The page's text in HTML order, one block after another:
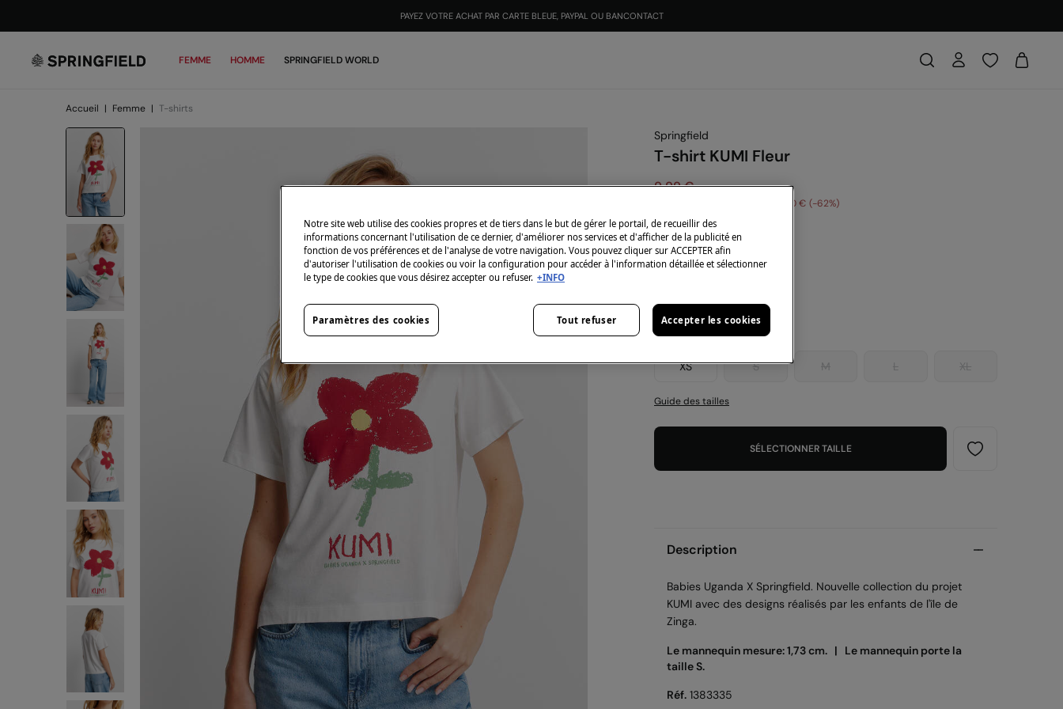
PAYEZ VOTRE ACHAT PAR CARTE BLEUE, PAYPAL OU BANCONTACT
FEMME HOMME SPRINGFIELD WORLD
Accueil | Femme | T-shirts
Springfield
T-shirt KUMI Fleur
9,99 €
16,00 € 62
-10% | CODE: 10EXTRA
Coloris:blanc
Taille:
XS S M L XL
Guide des tailles
SÉLECTIONNER TAILLE
Description
Babies Uganda X Springfield. Nouvelle collection du projet
KUMI avec des designs réalisés par les enfants de l'île de
Zinga.
Le mannequin mesure: 1,73 cm. | Le mannequin porte la
taille S.
Réf. 1383335
Notre site web utilise des cookies propres et de tiers dans le but de gérer le portail, de recueillir des
informations concernant l'utilisation de ce dernier, d'améliorer nos services et d'afficher de la publicité en
fonction de vos préférences et de l'analyse de votre navigation. Vous pouvez cliquer sur ACCEPTER afin
d'autoriser l'utilisation de cookies ou voir la configuration pour accéder à l'information détaillée et sélectionner
le type de cookies que vous désirez accepter ou refuser. +INFO
Tout refuser Accepter les cookies
Paramètres des cookies